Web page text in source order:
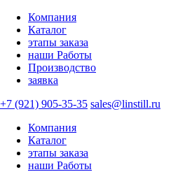
Компания
Каталог
этапы заказа
наши Работы
Производство
заявка
+7 (921) 905-35-35 sales@linstill.ru
Компания
Каталог
этапы заказа
наши Работы